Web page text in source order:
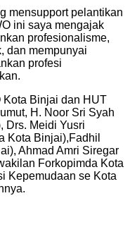
mensupport pelantikan
ini saya mengajak
profesionalisme,
dan mempunyai
profesi
Kota Binjai dan HUT
H. Noor Sri Syah
Drs. Meidi Yusri
Kota Binjai),Fadhil
Ahmad Amri Siregar
Forkopimda Kota
Kepemudaan se Kota